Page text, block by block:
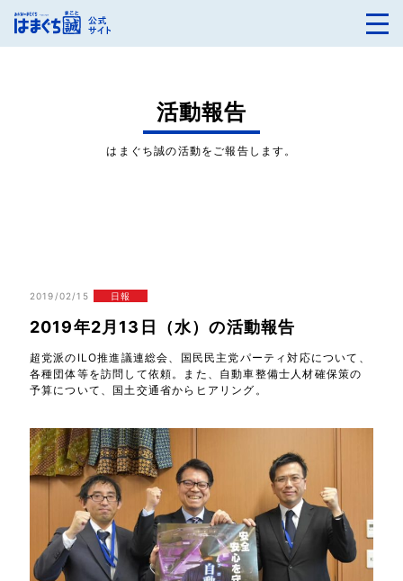
活動報告
はまぐち誠の活動をご報告します。
2019/02/15 日報
2019年2月13日（水）の活動報告
超党派のILO推進議連総会、国民民主党パーティ対応について、
各種団体等を訪問して依頼。また、自動車整備士人材確保策の
予算について、国土交通省からヒアリング。